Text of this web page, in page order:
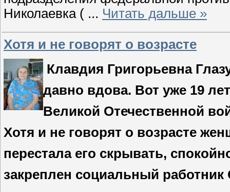
Николаевка ( ... Читать дальше »
Хотя и не говорят о возрасте
Клавдия Григорьевна
давно вдова. Вот уже 19
Великой Отечественной
Хотя и не говорят о возрасте
перестала его скрывать,
закреплен социальный